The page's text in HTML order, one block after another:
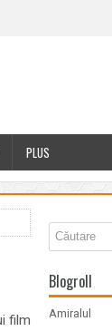
PLUS
film
Blogroll
Amiralul